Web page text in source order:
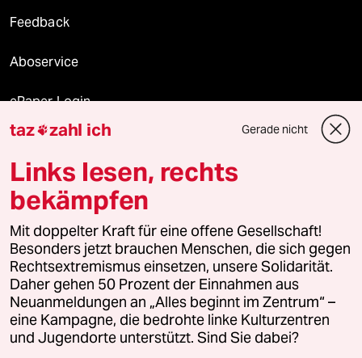
Feedback
Aboservice
ePaper Login
Downloads für Abonnierende
© 2026 taz Verlags und Vertriebs GmbH
Alle Rechte vorbehalten. Bei rechtlichen Fragen oder für Genehmigungen
wenden Sie sich bitte an
lizenzen@taz.de
Feedback Redaktionsstatut Kommune-Richtlinien
Leitlinie Informant Datenschutz Impressum AGB
taz zahl ich Gerade nicht
Links lesen, rechts
bekämpfen
Mit doppelter Kraft für eine offene Gesellschaft!
Besonders jetzt brauchen Menschen, die sich gegen
Rechtsextremismus einsetzen, unsere Solidarität.
Daher gehen 50 Prozent der Einnahmen aus
Neuanmeldungen an „Alles beginnt im Zentrum“ –
eine Kampagne, die bedrohte linke Kulturzentren
und Jugendorte unterstützt. Sind Sie dabei?